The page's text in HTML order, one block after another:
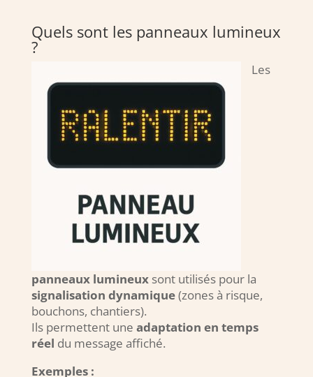
Quels sont les panneaux lumineux
?
Les
panneaux lumineuxsont utilisés pour la
signalisation dynamique(zones à risque,
bouchons, chantiers).
Ils permettent une adaptation en temps
réel du message affiché.
Exemples :